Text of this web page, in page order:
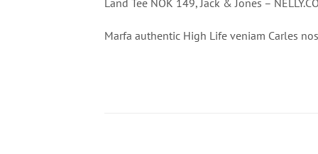
Marfa authentic High Life veniam Carles